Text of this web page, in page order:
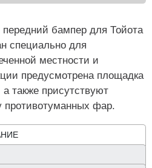
бампер для Тойота
специально для
местности и
предусмотрена площадка
также присутствуют
противотуманных фар.